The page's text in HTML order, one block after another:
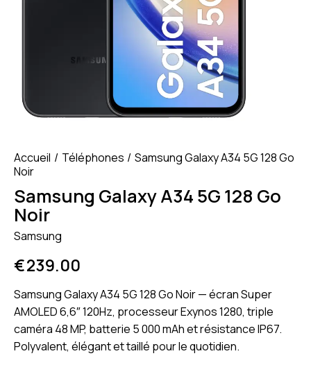
Accueil Téléphones
Samsung Galaxy A34 5G 128 Go
Noir
Samsung Galaxy A34 5G 128 Go
Noir
Samsung
€239.00
Samsung Galaxy A34 5G 128 Go Noir — écran Super
AMOLED 6,6″ 120Hz, processeur Exynos 1280, triple
caméra 48 MP, batterie 5 000 mAh et résistance IP67.
Polyvalent, élégant et taillé pour le quotidien.